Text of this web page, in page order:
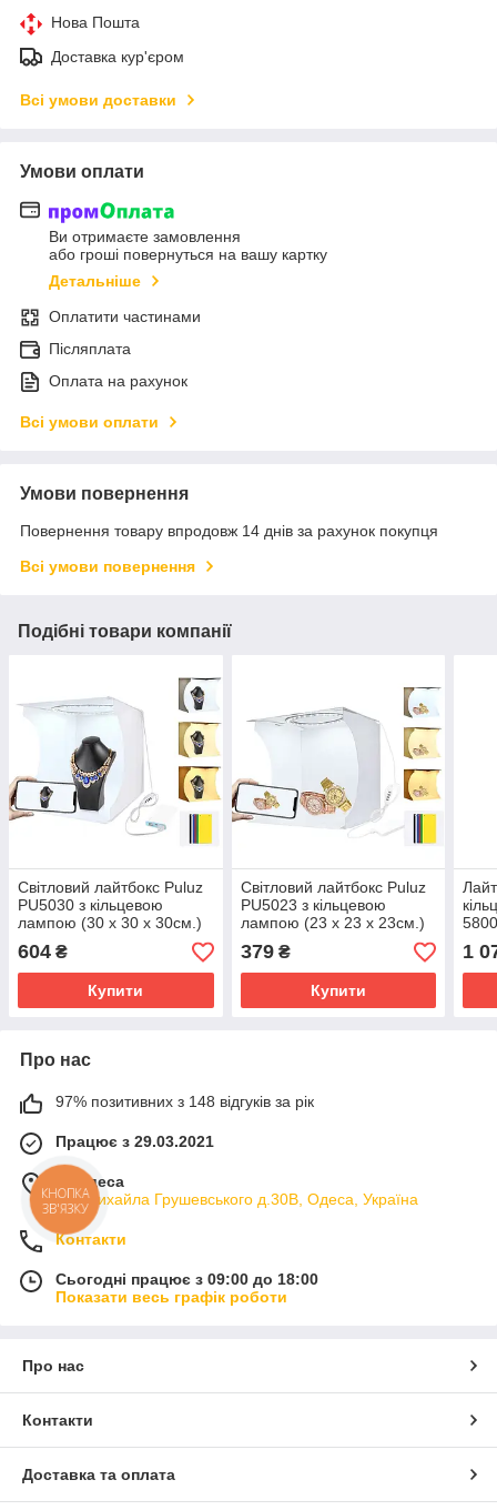
Нова Пошта
Доставка кур'єром
Всі умови доставки
Умови оплати
Ви отримаєте замовлення
або гроші повернуться на вашу картку
Детальніше
Оплатити частинами
Післяплата
Оплата на рахунок
Всі умови оплати
Умови повернення
Повернення товару впродовж 14 днів за рахунок покупця
Всі умови повернення
Подібні товари компанії
Світловий лайтбокс Puluz
PU5030 з кільцевою
лампою (30 х 30 х 30см.)
604 ₴
Купити
Світловий лайтбокс Puluz
PU5023 з кільцевою
лампою (23 х 23 х 23см.)
379₴
Купити
1
Про нас
97% позитивних з 148 відгуків за рік
Працює з 29.03.2021
м. Одеса
вул.Михайла Грушевського д.30В, Одеса, Україна
Контакти
Сьогодні працює з 09:00 до 18:00
Показати весь графік роботи
Про нас
Контакти
Доставка та оплата
КНОПКА
ЗВ'ЯЗКУ